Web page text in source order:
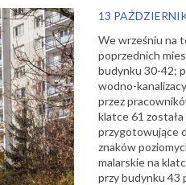
13
We wrześniu na
poprzednich
budynku 30-42;
wodno-
przez
klatce 61
przygotowujące
znaków
malarskie na
przy budynku 43